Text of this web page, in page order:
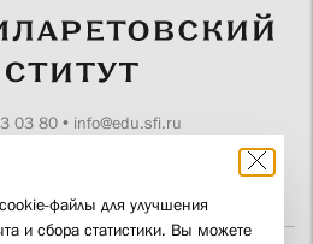
03 80• info@edu.sfi.ru
файлы для улучшения
и сбора статистики. Вы можете